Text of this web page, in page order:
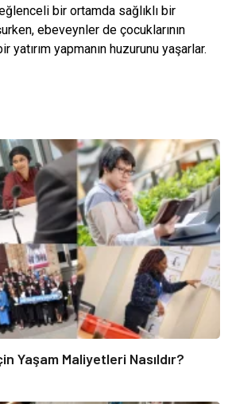
bir ortamda sağlıklı bir
ebeveynler de çocuklarının
yapmanın huzurunu yaşarlar.
Yaşam Maliyetleri Nasıldır?